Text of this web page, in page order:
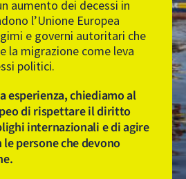
aumento dei decessi in
l’Unione Europea
e governi autoritari che
la migrazione come leva
politici.
esperienza, chiediamo al
di rispettare il diritto
internazionali e di agire
persone che devono